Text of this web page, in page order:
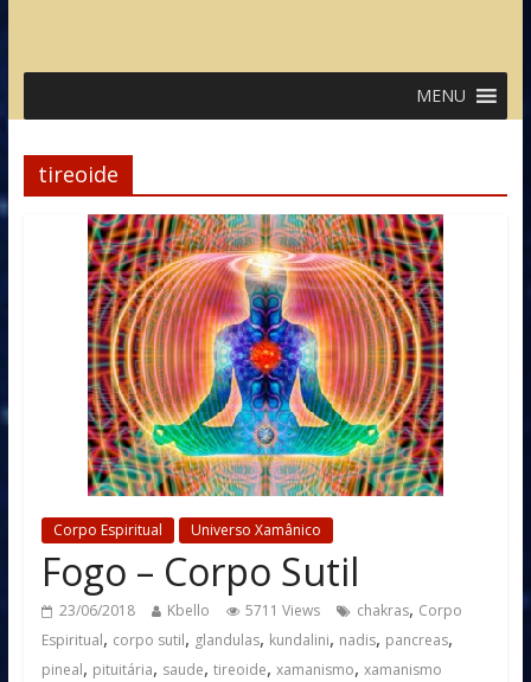
MENU
tireoide
Corpo Espiritual Universo Xamânico
Fogo – Corpo Sutil
23/06/2018 Kbello 5711 Views chakras, Corpo
Espiritual, corpo sutil, glandulas, kundalini, nadis, pancreas,
pineal, pituitária, saude, tireoide, xamanismo, xamanismo